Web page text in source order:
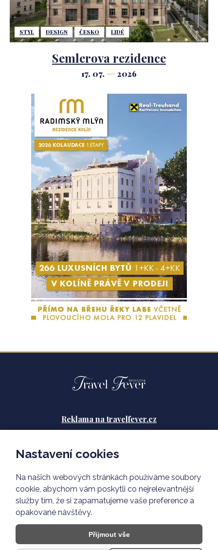
STYL DESIGN ČESKO LIDÉ
Semlerova rezidence
17. 07. 2026
Reklama na travelfever.cz
O nás
Nastavení cookies
Na našich webových stránkách používáme soubory
cookie, abychom vám poskytli co nejrelevantnější
služby tím, že si zapamatujeme vaše preference a
opakované návštěvy.
Přijmout vše